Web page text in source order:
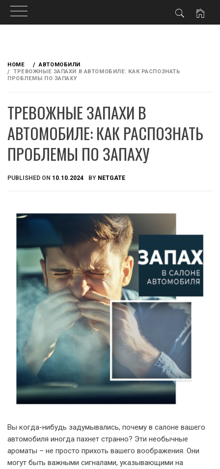
content
HOME
АВТОМОБИЛИ
ТРЕВОЖНЫЕ ЗАПАХИ В АВТОМОБИЛЕ: КАК РАСПОЗНАТЬ
ПРОБЛЕМЫ ПО ЗАПАХУ
ТРЕВОЖНЫЕ ЗАПАХИ В
АВТОМОБИЛЕ: КАК РАСПОЗНАТЬ
ПРОБЛЕМЫ ПО ЗАПАХУ
PUBLISHED ON 10.10.2024 BY NETGATE
Вы когда-нибудь задумывались, почему в салоне вашего
автомобиля иногда пахнет странно? Эти необычные
ароматы – не просто прихоть вашего воображения. Они
могут быть важными сигналами, указывающими на